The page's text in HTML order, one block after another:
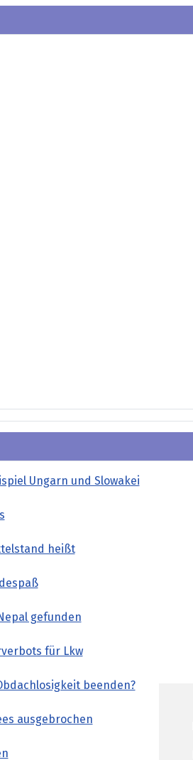
Ungarn und Slowakei
heißt
gefunden
für Lkw
beenden?
ausgebrochen